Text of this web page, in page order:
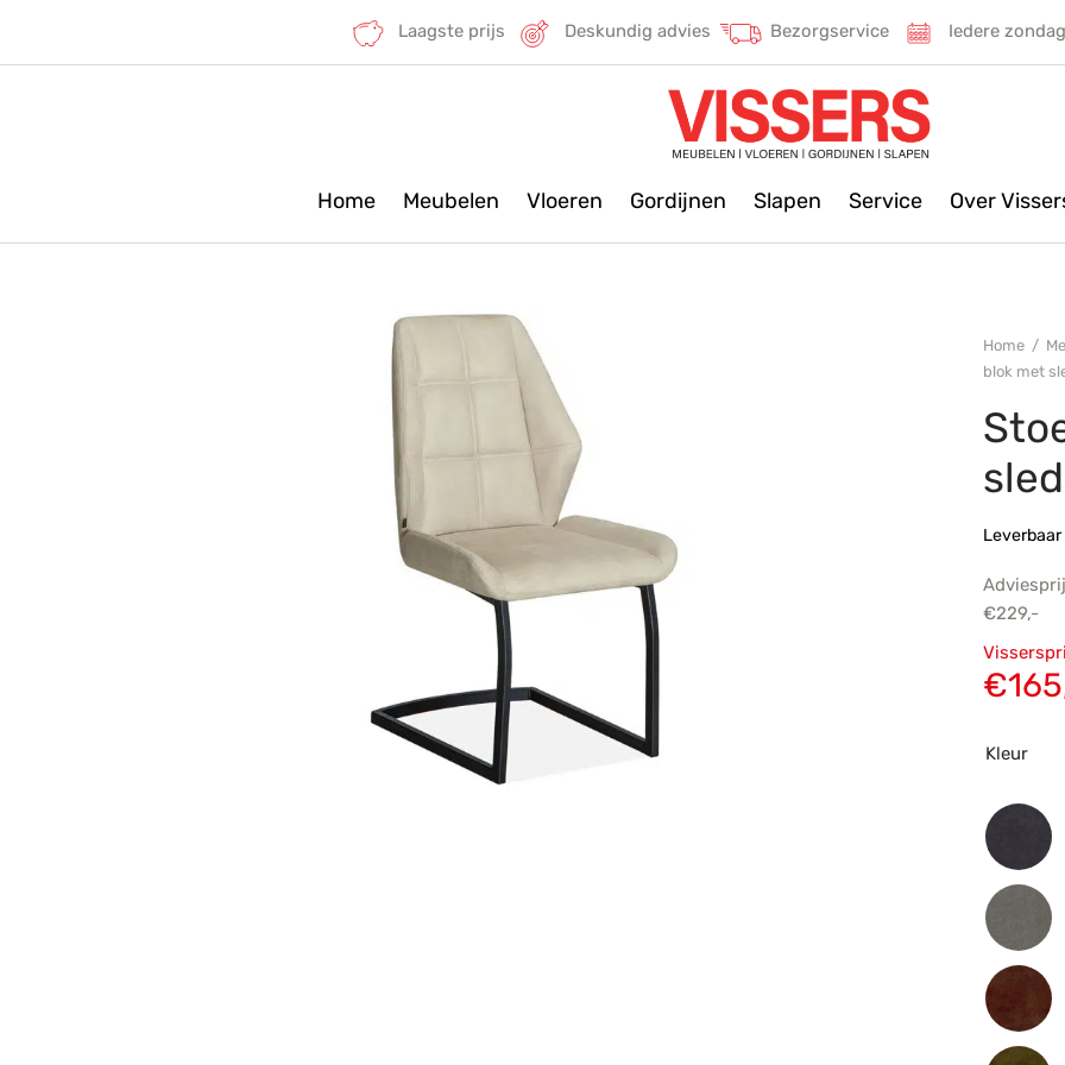
Laagste prijs Deskundig advies Bezorgservice Iedere
Home Meubelen Vloeren Gordijnen Slapen Service Over
Home /
blok met
€229,-
prijs
€
Kleur